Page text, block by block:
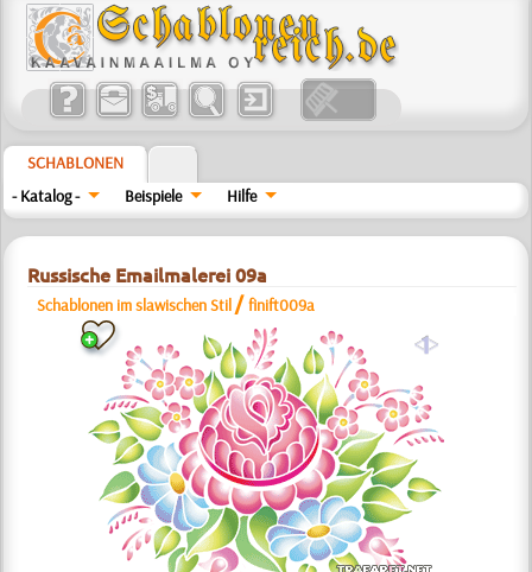
SCHABLONEN
- Katalog -
Beispiele Hilfe
Russische Emailmalerei 09a
Schablonen im slawischen Stil /finift009a
a